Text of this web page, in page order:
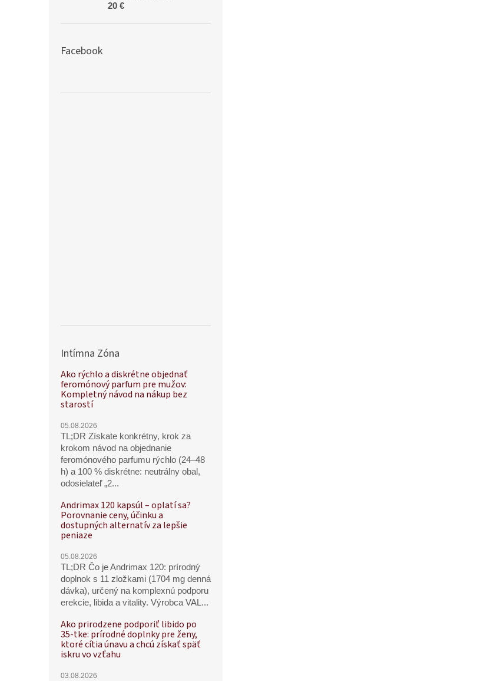
20 €
Facebook
Intímna Zóna
Ako rýchlo a diskrétne objednať
feromónový parfum pre mužov:
Kompletný návod na nákup bez
starostí
05.08.2026
TL;DR Získate konkrétny, krok za
krokom návod na objednanie
feromónového parfumu rýchlo (24–48
h) a 100 % diskrétne: neutrálny obal,
odosielateľ „2...
Andrimax 120 kapsúl – oplatí sa?
Porovnanie ceny, účinku a
dostupných alternatív za lepšie
peniaze
05.08.2026
TL;DR Čo je Andrimax 120: prírodný
doplnok s 11 zložkami (1704 mg denná
dávka), určený na komplexnú podporu
erekcie, libida a vitality. Výrobca VAL...
Ako prirodzene podporiť libido po
35-tke: prírodné doplnky pre ženy,
ktoré cítia únavu a chcú získať späť
iskru vo vzťahu
03.08.2026